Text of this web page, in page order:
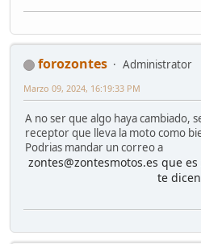
forozontes
Administrator
Marzo 09, 2024, 16:19:33 PM
A no ser que algo haya cambiado,
receptor que lleva la moto como
Podrias mandar un correo a
zontes@zontesmotos.es que es
te